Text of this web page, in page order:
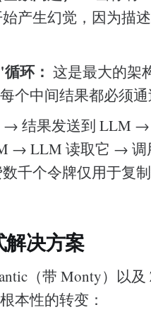
产生幻觉，因为描
环： 这是最大的架
个中间结果都必须通
→ 结果发送到 LLM
→ LLM 读取它 → 调
千个令牌仅用于复制
解决方案
（带 Monty）以
本性的转变：